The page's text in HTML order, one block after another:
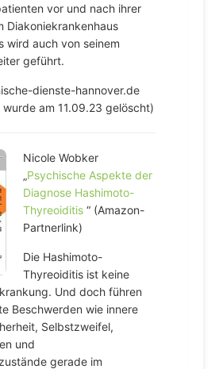
vor und nach ihrer
Diakoniekrankenhaus
wird auch von seinem
geführt.
dienste-hannover.de
am 11.09.23 gelöscht)
Nicole Wobker
„Psychische Aspekte der
Diagnose Hashimoto-
Thyreoiditis “ (Amazon-
Partnerlink)
Die Hashimoto-
Thyreoiditis ist keine
Und doch führen
Beschwerden wie innere
Selbstzweifel,
und
gerade im